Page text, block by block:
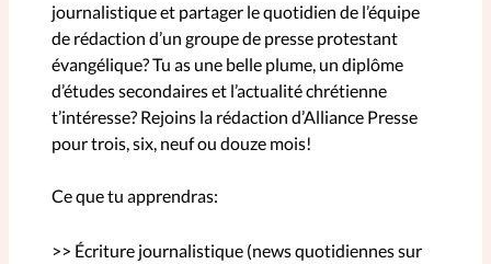
Accueil
Mon compte
journalistique et partager le quotidien de l’équipe
de rédaction d’un groupe de presse protestant
évangélique? Tu as une belle plume, un diplôme
d’études secondaires et l’actualité chrétienne
t’intéresse? Rejoins la rédaction d’Alliance Presse
pour trois, six, neuf ou douze mois!
Ce que tu apprendras:
>> Écriture journalistique (news quotidiennes sur